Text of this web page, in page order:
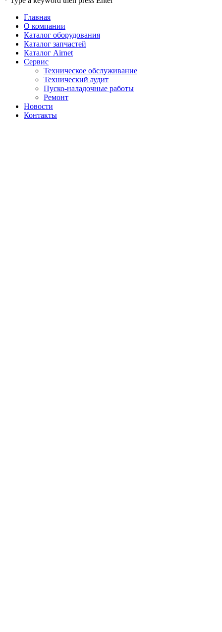
Главная
О компании
Каталог оборудования
Каталог запчастей
Каталог Airnet
Сервис
Техническое обслуживание
Технический аудит
Пуско-наладочные работы
Ремонт
Новости
Контакты